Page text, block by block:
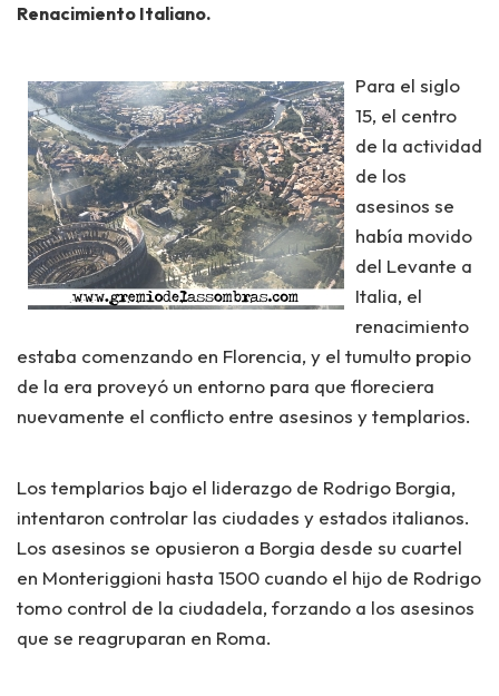
Renacimiento Italiano.
Para el siglo
15, el centro
de la actividad
de los
asesinos se
había movido
del Levante a
Italia, el
renacimiento
estaba comenzando en Florencia, y el tumulto propio
de la era proveyó un entorno para que floreciera
nuevamente el conflicto entre asesinos y templarios.
Los templarios bajo el liderazgo de Rodrigo Borgia,
intentaron controlar las ciudades y estados italianos.
Los asesinos se opusieron a Borgia desde su cuartel
en Monteriggioni hasta 1500 cuando el hijo de Rodrigo
tomo control de la ciudadela, forzando a los asesinos
que se reagruparan en Roma.